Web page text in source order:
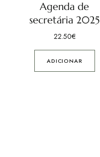
Agenda de
secretária 2025
22.50€
ADICIONAR